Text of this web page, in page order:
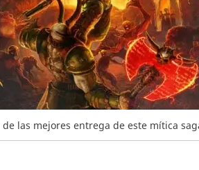
las mejores entrega de este mítica